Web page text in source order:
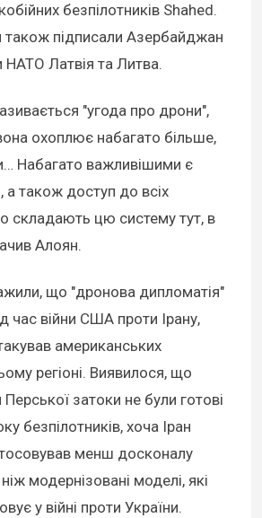
безпілотників Shahed.
також підписали Азербайджан
НАТО Латвія та Литва.
"угода про дрони",
охоплює набагато більше,
Набагато важливішими є
а також доступ до всіх
складають цю систему тут, в
Алоян.
що "дронова дипломатія"
час війни США проти Ірану,
американських
регіоні. Виявилося, що
Перської затоки не були готові
безпілотників, хоча Іран
менш досконалу
модернізовані моделі, які
у війні проти України.